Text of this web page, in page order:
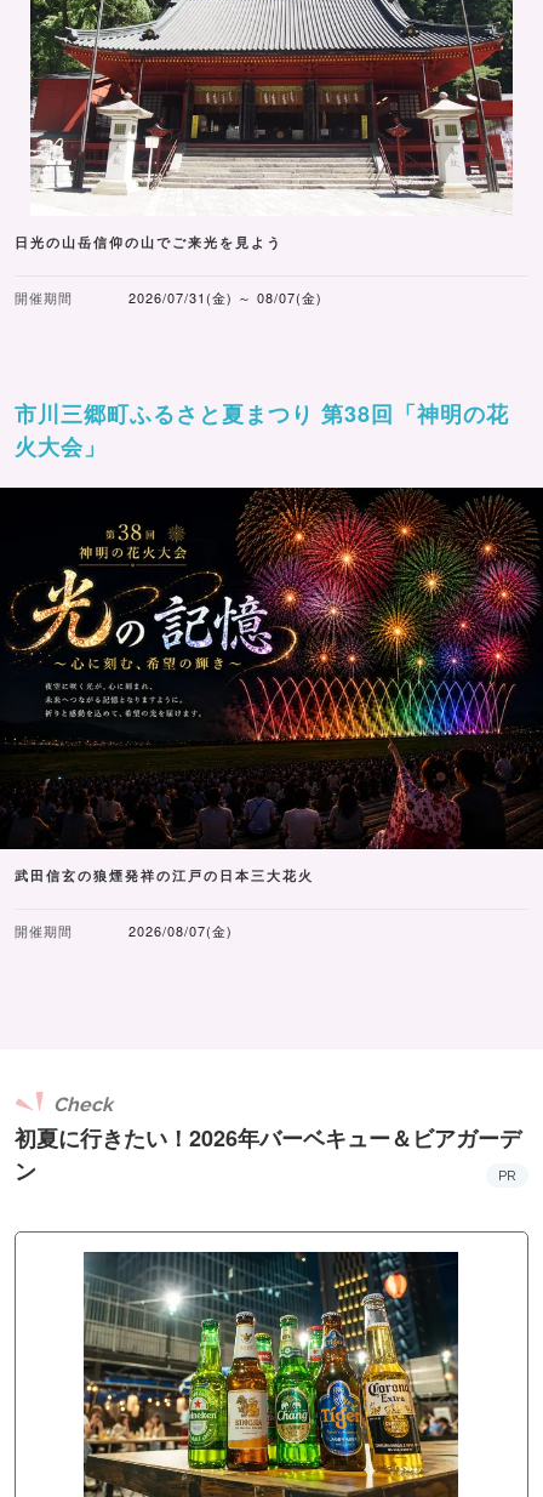
日光の山岳信仰の山でご来光を見よう
開催期間 2026/07/31(金) ～ 08/07(金)
市川三郷町ふるさと夏まつり 第38回「神明の花
火大会」
武田信玄の狼煙発祥の江戸の日本三大花火
開催期間 2026/08/07(金)
初夏に行きたい！2026年バーベキュー＆ビアガーデ
ン
Check
PR